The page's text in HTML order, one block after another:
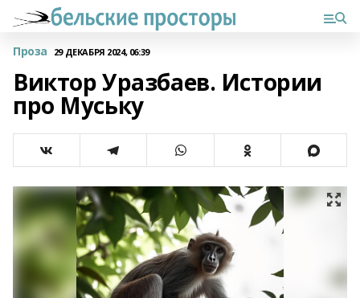
Проза 29 ДЕКАБРЯ 2024, 06:39
Виктор Уразбаев. Истории
про Муську